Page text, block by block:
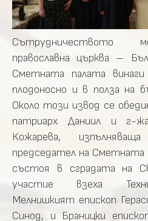
Сътрудничеството
православна църква –
Сметната палата
плодоносно и в полза на
Около този извод се
патриарх Даниил и г-
Кожарева,
председател на
състоя в сградата на
участие взеха
Мелнишкият епископ
Синод, и Браницки